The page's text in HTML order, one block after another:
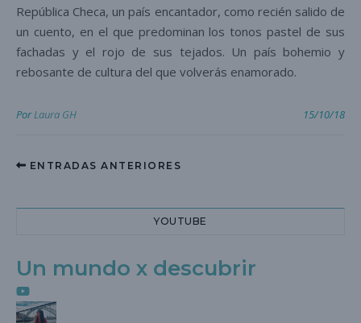
República Checa, un país encantador, como recién salido de
un cuento, en el que predominan los tonos pastel de sus
fachadas y el rojo de sus tejados. Un país bohemio y
rebosante de cultura del que volverás enamorado.
PorLaura GH 15/10/18
ENTRADAS ANTERIORES
YOUTUBE
Un mundo x descubrir